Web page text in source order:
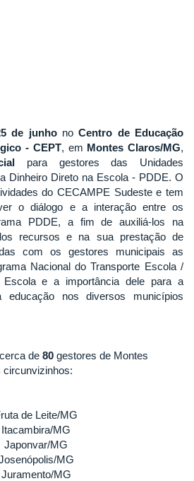
de junho no Centro de Educação
- CEPT, em Montes Claros/MG,
para gestores das Unidades
Dinheiro Direto na Escola - PDDE. O
do CECAMPE Sudeste e tem
o diálogo e a interação entre os
PDDE, a fim de auxiliá-los na
recursos e na sua prestação de
com os gestores municipais as
Nacional do Transporte Escola /
e a importância dele para a
nos diversos municípios
de 80 gestores de Montes
de Leite/MG
Itacambira/MG
Japonvar/MG
MG
Juramento/MG